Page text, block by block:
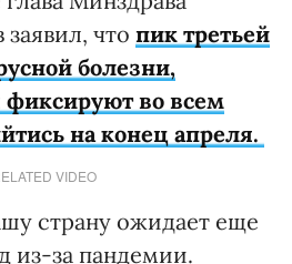
что пик третьей
болезни,
фиксируют во всем
на конец апреля.
VIDEO
страну ожидает еще
из-за пандемии.